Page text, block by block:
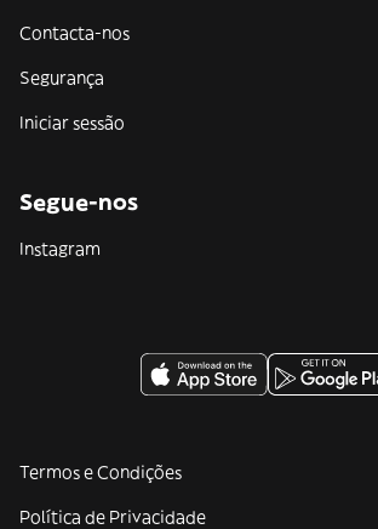
Contacta-nos
Segurança
Iniciar sessão
Segue-nos
Instagram
Termos e Condições
Política de Privacidade